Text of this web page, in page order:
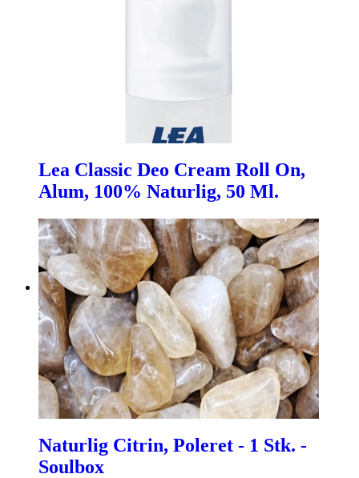
Lea Classic Deo Cream Roll On,
Alum, 100% Naturlig, 50 Ml.
Naturlig Citrin, Poleret - 1 Stk. -
Soulbox